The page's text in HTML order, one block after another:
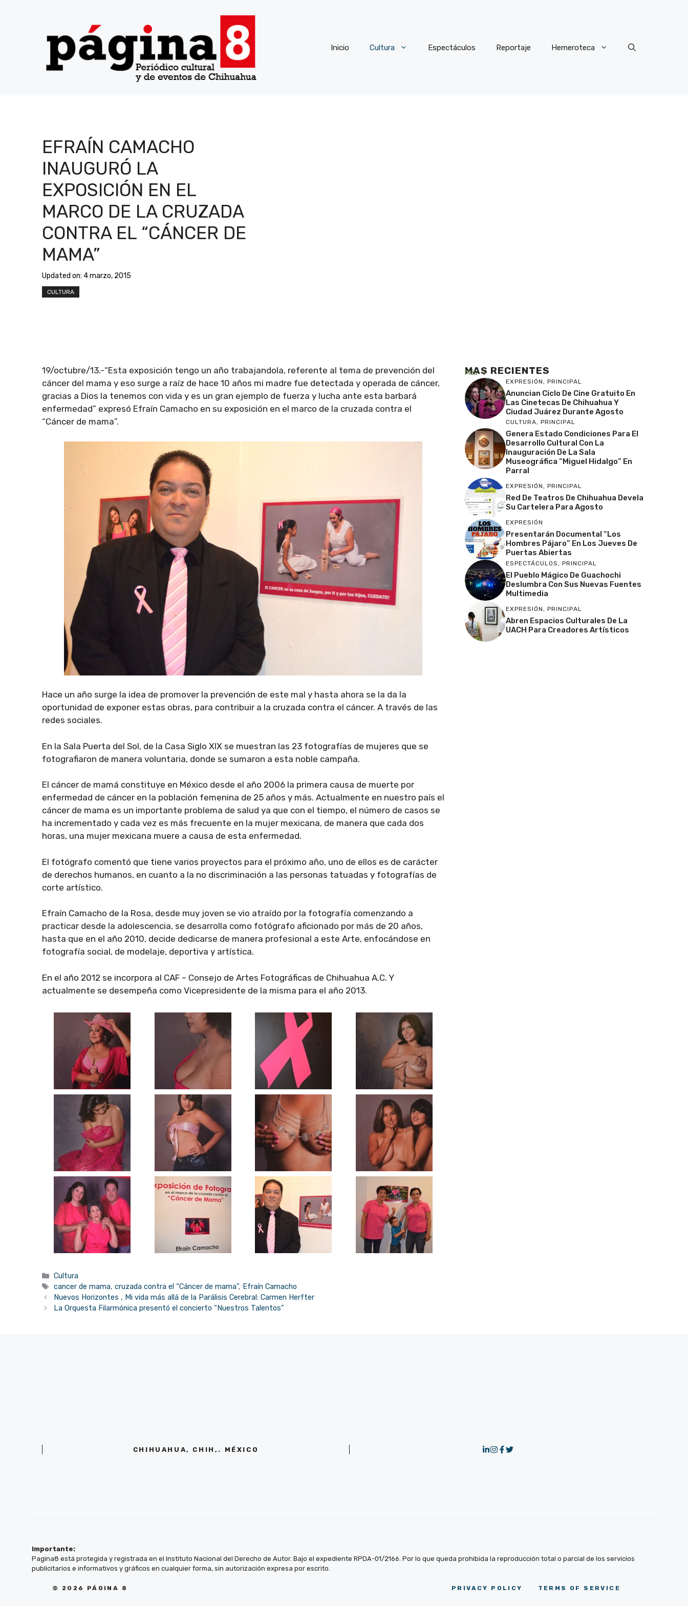
Inicio Cultura Espectáculos Reportaje Hemeroteca
EFRAÍN CAMACHO
INAUGURÓ LA
EXPOSICIÓN EN EL
MARCO DE LA CRUZADA
CONTRA EL “CÁNCER DE
MAMA”
Updated on: 4 marzo, 2015
CULTURA
19/octubre/13.-“Esta exposición tengo un año trabajandola, referente al tema de prevención del
cáncer del mama y eso surge a raíz de hace 10 años mi madre fue detectada y operada de cáncer,
gracias a Dios la tenemos con vida y es un gran ejemplo de fuerza y lucha ante esta barbará
enfermedad” expresó Efraín Camacho en su exposición en el marco de la cruzada contra el
“Cáncer de mama”.
Hace un año surge la idea de promover la prevención de este mal y hasta ahora se la da la
oportunidad de exponer estas obras, para contribuir a la cruzada contra el cáncer. A través de las
redes sociales.
En la Sala Puerta del Sol, de la Casa Siglo XIX se muestran las 23 fotografías de mujeres que se
fotografiaron de manera voluntaria, donde se sumaron a esta noble campaña.
El cáncer de mamá constituye en México desde el año 2006 la primera causa de muerte por
enfermedad de cáncer en la población femenina de 25 años y más. Actualmente en nuestro país el
cáncer de mama es un importante problema de salud ya que con el tiempo, el número de casos se
ha incrementado y cada vez es más frecuente en la mujer mexicana, de manera que cada dos
horas, una mujer mexicana muere a causa de esta enfermedad.
El fotógrafo comentó que tiene varios proyectos para el próximo año, uno de ellos es de carácter
de derechos humanos, en cuanto a la no discriminación a las personas tatuadas y fotografías de
corte artístico.
Efraín Camacho de la Rosa, desde muy joven se vio atraído por la fotografía comenzando a
practicar desde la adolescencia, se desarrolla como fotógrafo aficionado por más de 20 años,
hasta que en el año 2010, decide dedicarse de manera profesional a este Arte, enfocándose en
fotografía social, de modelaje, deportiva y artística.
En el año 2012 se incorpora al CAF – Consejo de Artes Fotográficas de Chihuahua A.C. Y
actualmente se desempeña como Vicepresidente de la misma para el año 2013.
Categorías
Cultura
Etiquetas
cancer de mama,cruzada contra el “Cáncer de mama”, Efraín Camacho
Nuevos Horizontes , Mi vida más allá de la Parálisis Cerebral: Carmen Herfter
La Orquesta Filarmónica presentó el concierto “Nuestros Talentos”
MAS RECIENTES
Más
EXPRESIÓN, PRINCIPAL
Anuncian Ciclo De Cine Gratuito En
Las Cinetecas De Chihuahua Y
Ciudad Juárez Durante Agosto
CULTURA, PRINCIPAL
Genera Estado Condiciones Para El
Desarrollo Cultural Con La
Inauguración De La Sala
Museográfica “Miguel Hidalgo” En
Parral
EXPRESIÓN, PRINCIPAL
Red De Teatros De Chihuahua Devela
Su Cartelera Para Agosto
EXPRESIÓN
Presentarán Documental “Los
Hombres Pájaro” En Los Jueves De
Puertas Abiertas
ESPECTÁCULOS, PRINCIPAL
El Pueblo Mágico De Guachochi
Deslumbra Con Sus Nuevas Fuentes
Multimedia
EXPRESIÓN, PRINCIPAL
Abren Espacios Culturales De La
UACH Para Creadores Artísticos
CHIHUAHUA, CHIH,. MÉXICO
Importante:
Pagina8 está protegida y registrada en el Instituto Nacional del Derecho de Autor. Bajo el expediente RPDA-01/2166. Por lo que queda prohibida la reproducción total o parcial de los servicios
publicitarios e informativos y gráficos en cualquier forma, sin autorización expresa por escrito.
© 2026 PÁGINA 8 PRIVACY POLICY TERMS OF SERVICE